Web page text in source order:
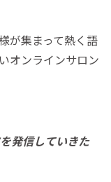
集まって熱く語
オンラインサロン
発信していきた